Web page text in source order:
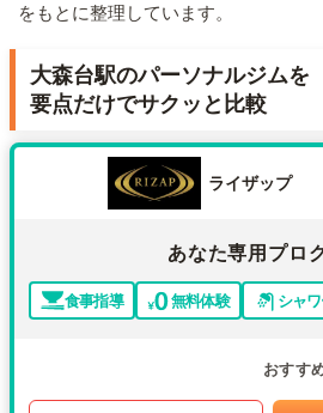
をもとに整理しています。
大森台駅のパーソナルジムを
要点だけでサクッと比較
ライザップ
あなた専用プロ
食事指導 無料体験 シャ
おすす